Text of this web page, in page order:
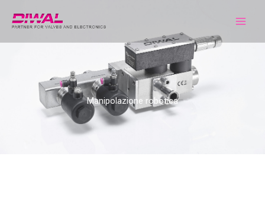
Manipolazione robotica